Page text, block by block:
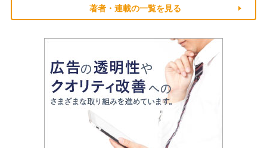
著者・連載の一覧を見る